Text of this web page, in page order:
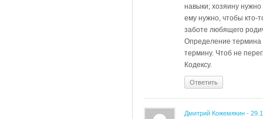
навыки; хозяину
ему нужно, чтобы кто-
заботе любящего
Определение термина
термину. Чтоб не
Кодексу.
Ответить
Дмитрий Кожемякин -